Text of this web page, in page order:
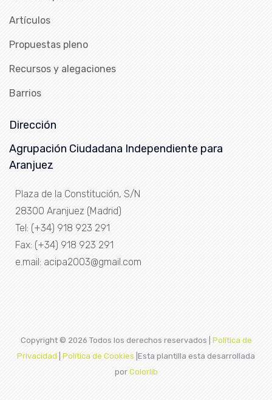
Artículos
Propuestas pleno
Recursos y alegaciones
Barrios
Dirección
Agrupación Ciudadana Independiente para
Aranjuez
Plaza de la Constitución, S/N
28300 Aranjuez (Madrid)
Tel: (+34) 918 923 291
Fax: (+34) 918 923 291
e.mail: acipa2003@gmail.com
Copyright © 2026 Todos los derechos reservados | Política de
Privacidad
Política de Cookies |Esta plantilla esta desarrollada
por Colorlib